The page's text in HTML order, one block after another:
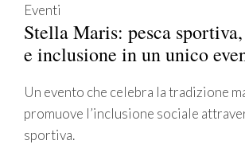
Eventi
Stella Maris: pesca
e inclusione in un unico
Un evento che celebra la tradizione
promuove l’inclusione sociale
sportiva.